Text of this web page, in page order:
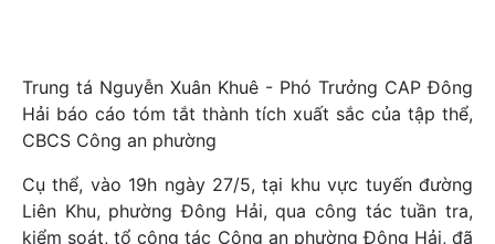
Trung tá Nguyễn Xuân Khuê - Phó Trưởng CAP Đông
Hải báo cáo tóm tắt thành tích xuất sắc của tập thể,
CBCS Công an phường
Cụ thể, vào 19h ngày 27/5, tại khu vực tuyến đường
Liên Khu, phường Đông Hải, qua công tác tuần tra,
kiểm soát, tổ công tác Công an phường Đông Hải, đã